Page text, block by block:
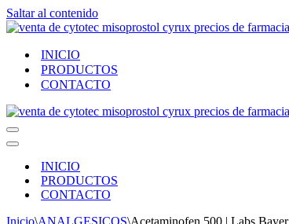
Saltar al contenido
INICIO
PRODUCTOS
CONTACTO
Menú
de
Menú
navegación
INICIO
PRODUCTOS
CONTACTO
Inicio\ANALGESICOS\Acetaminofen 500 | Labs Bayer